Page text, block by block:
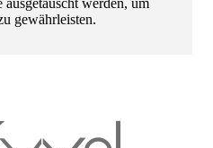
gewährleisten.